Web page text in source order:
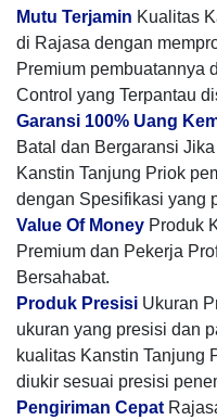
Mutu Terjamin Kualitas
di Rajasa dengan
Premium pembuatannya
Control yang Terpantau
Garansi 100% Uang
Batal dan Bergaransi
Kanstin Tanjung Priok
dengan Spesifikasi yang
Value Of Money Produk
Premium dan Pekerja
Bersahabat.
Produk Presisi Ukuran
ukuran yang presisi dan
kualitas Kanstin Tanjung
diukir sesuai presisi
Pengiriman Cepat